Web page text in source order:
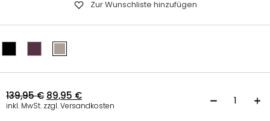
Zur Wunschliste hinzufügen
139,95€ Ursprünglicher
Preis
war:
89,95 €Aktueller
Preis
inkl. MwSt. zzgl. Versandkosten